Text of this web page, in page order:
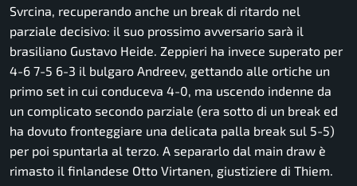
Svrcina, recuperando anche un break di ritardo nel
parziale decisivo: il suo prossimo avversario sarà il
brasiliano Gustavo Heide. Zeppieri ha invece superato per
4-6 7-5 6-3 il bulgaro Andreev, gettando alle ortiche un
primo set in cui conduceva 4-0, ma uscendo indenne da
un complicato secondo parziale (era sotto di un break ed
ha dovuto fronteggiare una delicata palla break sul 5-5)
per poi spuntarla al terzo. A separarlo dal main draw è
rimasto il finlandese Otto Virtanen, giustiziere di Thiem.